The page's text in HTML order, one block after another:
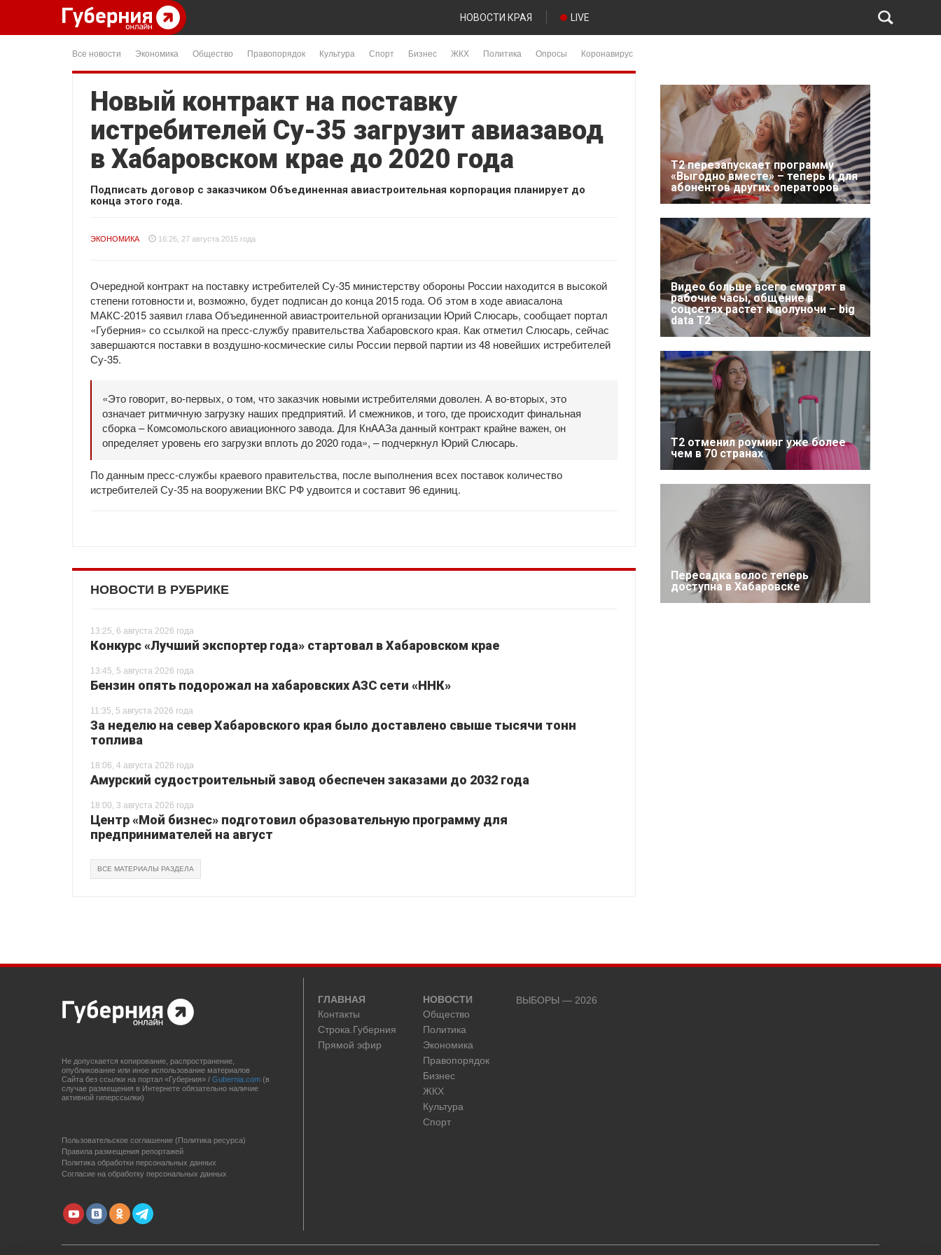
НОВОСТИ КРАЯ LIVE
Все новости Экономика Общество Правопорядок Культура Спорт Бизнес ЖКХ Политика Опросы Коронавирус
Новый контракт на поставку
истребителей Су-35 загрузит авиазавод
в Хабаровском крае до 2020 года
Подписать договор с заказчиком Объединенная авиастроительная корпорация планирует до
конца этого года.
ЭКОНОМИКА 16:26, 27 августа 2015 года
Очередной контракт на поставку истребителей Су-35 министерству обороны России находится в высокой
степени готовности и, возможно, будет подписан до конца 2015 года. Об этом в ходе авиасалона
МАКС-2015 заявил глава Объединенной авиастроительной организации Юрий Слюсарь, сообщает портал
«Губерния» со ссылкой на пресс-службу правительства Хабаровского края. Как отметил Слюсарь, сейчас
завершаются поставки в воздушно-космические силы России первой партии из 48 новейших истребителей
Су-35.
«Это говорит, во-первых, о том, что заказчик новыми истребителями доволен. А во-вторых, это
означает ритмичную загрузку наших предприятий. И смежников, и того, где происходит финальная
сборка – Комсомольского авиационного завода. Для КнААЗа данный контракт крайне важен, он
определяет уровень его загрузки вплоть до 2020 года», – подчеркнул Юрий Слюсарь.
По данным пресс-службы краевого правительства, после выполнения всех поставок количество
истребителей Су-35 на вооружении ВКС РФ удвоится и составит 96 единиц.
НОВОСТИ В РУБРИКЕ
13:25, 6 августа 2026 года
Конкурс «Лучший экспортер года» стартовал в Хабаровском крае
13:45, 5 августа 2026 года
Бензин опять подорожал на хабаровских АЗС сети «ННК»
11:35, 5 августа 2026 года
За неделю на север Хабаровского края было доставлено свыше тысячи тонн
топлива
18:06, 4 августа 2026 года
Амурский судостроительный завод обеспечен заказами до 2032 года
18:00, 3 августа 2026 года
Центр «Мой бизнес» подготовил образовательную программу для
предпринимателей на август
ВСЕ МАТЕРИАЛЫ РАЗДЕЛА
Т2 перезапускает программу
«Выгодно вместе» – теперь и для
абонентов других операторов
Видео больше всего смотрят в
рабочие часы, общение в
соцсетях растет к полуночи – big
data T2
Т2 отменил роуминг уже более
чем в 70 странах
Пересадка волос теперь
доступна в Хабаровске
Не допускается копирование, распространение,
опубликование или иное использование материалов
Сайта без ссылки на портал «Губерния» / Gubernia.com (в
случае размещения в Интернете обязательно наличие
активной гиперссылки)
Пользовательское соглашение (Политика ресурса)
Правила размещения репортажей
Политика обработки персональных данных
Согласие на обработку персональных данных
ГЛАВНАЯ
Контакты
Строка.Губерния
Прямой эфир
НОВОСТИ
Общество
Политика
Экономика
Правопорядок
Бизнес
ЖКХ
Культура
Спорт
ВЫБОРЫ — 2026